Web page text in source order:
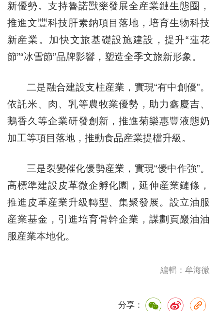
新優勢。支持魯諾獸藥發展全産業鏈生態圈，
推進文豐科技肝素鈉項目落地，培育生物科技
新産業。加快文旅基礎設施建設，提升“蓮花
節”“冰雪節”品牌影響，塑造全季文旅新形象。
二是融合建設支柱産業，實現“有中創優”。
依託米、肉、乳等農牧業優勢，助力鑫慶吉、
鵝香久等企業研發創新，推進菊樂惠豐液態奶
加工等項目落地，推動食品産業提檔升級。
三是裂變催化優勢産業，實現“優中作強”。
高標準建設皮革微企孵化園，延伸産業鏈條，
推進皮革産業升級轉型、集聚發展。設立油服
産業基金，引進培育骨幹企業，謀劃頁巖油油
服産業本地化。
編輯：牟海微
分享：